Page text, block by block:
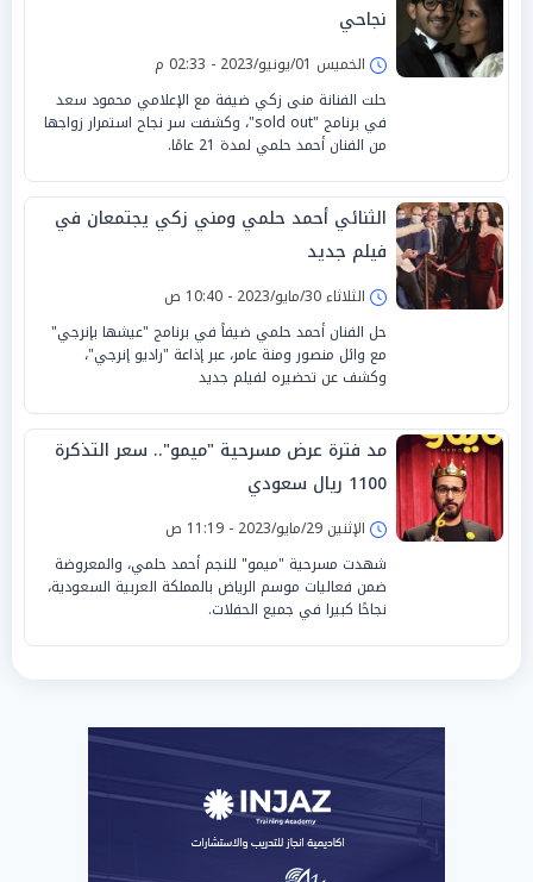
نجاحي
الخميس 01/يونيو/2023 - 02:33 م
حلت الفنانة منى زكي ضيفة مع الإعلامي محمود سعد
في برنامج "sold out"، وكشفت سر نجاح استمرار زواجها
من الفنان أحمد حلمي لمدة 21 عامًا.
الثنائي أحمد حلمي ومني زكي يجتمعان في
فيلم جديد
الثلاثاء 30/مايو/2023 - 10:40 ص
حل الفنان أحمد حلمي ضيفاً في برنامج "عيشها بإنرجي"
مع وائل منصور ومنة عامر، عبر إذاعة "راديو إنرجي"،
وكشف عن تحضيره لفيلم جديد
مد فترة عرض مسرحية "ميمو".. سعر التذكرة
1100 ريال سعودي
الإثنين 29/مايو/2023 - 11:19 ص
شهدت مسرحية "ميمو" للنجم أحمد حلمي، والمعروضة
ضمن فعاليات موسم الرياض بالمملكة العربية السعودية،
نجاحًا كبيرا في جميع الحفلات.